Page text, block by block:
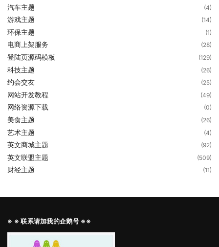
汽车主题 (4)
游戏主题 (14)
环保主题 (1)
电商上架服务 (28)
登陆页源码模板 (129)
科技主题 (26)
约会交友 (25)
网站开发教程 (49)
网络资源下载 (0)
美食主题 (26)
艺术主题 (4)
英文商城主题 (92)
英文联盟主题 (509)
财经主题 (11)
※ ※ 联系请加我的企鹅号 ※※